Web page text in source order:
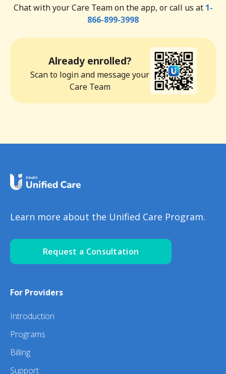
Chat with your Care Team on the app, or call us at 1-
866-899-3998
Already enrolled?
Scan to login and message your
Care Team
Learn more about the Unified Care Program.
Request a Consultation
For Providers
Introduction
Programs
Billing
Support